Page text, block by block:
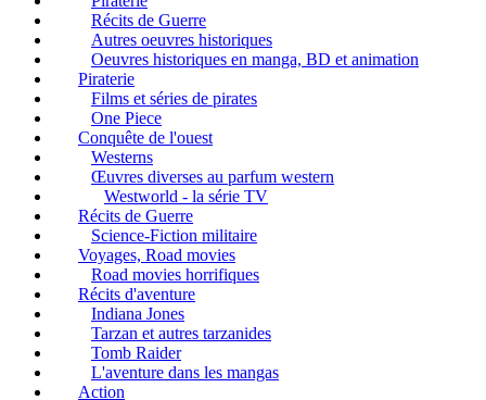
Récits de Guerre
Autres oeuvres historiques
Oeuvres historiques en manga, BD et animation
Piraterie
Films et séries de pirates
One Piece
Conquête de l'ouest
Westerns
Œuvres diverses au parfum western
Westworld - la série TV
Récits de Guerre
Science-Fiction militaire
Voyages, Road movies
Road movies horrifiques
Récits d'aventure
Indiana Jones
Tarzan et autres tarzanides
Tomb Raider
L'aventure dans les mangas
Action